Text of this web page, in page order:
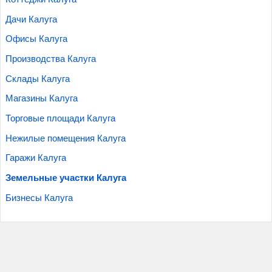
Дачи Калуга
Офисы Калуга
Производства Калуга
Склады Калуга
Магазины Калуга
Торговые площади Калуга
Нежилые помещения Калуга
Гаражи Калуга
Земельные участки Калуга
Бизнесы Калуга